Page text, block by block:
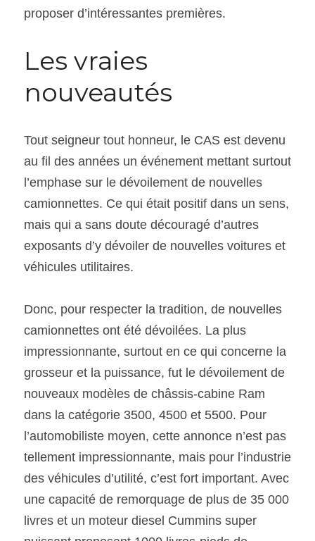
proposer d’intéressantes premières.
Les vraies
nouveautés
Tout seigneur tout honneur, le CAS est devenu
au fil des années un événement mettant surtout
l’emphase sur le dévoilement de nouvelles
camionnettes. Ce qui était positif dans un sens,
mais qui a sans doute découragé d’autres
exposants d’y dévoiler de nouvelles voitures et
véhicules utilitaires.
Donc, pour respecter la tradition, de nouvelles
camionnettes ont été dévoilées. La plus
impressionnante, surtout en ce qui concerne la
grosseur et la puissance, fut le dévoilement de
nouveaux modèles de châssis-cabine Ram
dans la catégorie 3500, 4500 et 5500. Pour
l’automobiliste moyen, cette annonce n’est pas
tellement impressionnante, mais pour l’industrie
des véhicules d’utilité, c’est fort important. Avec
une capacité de remorquage de plus de 35 000
livres et un moteur diesel Cummins super